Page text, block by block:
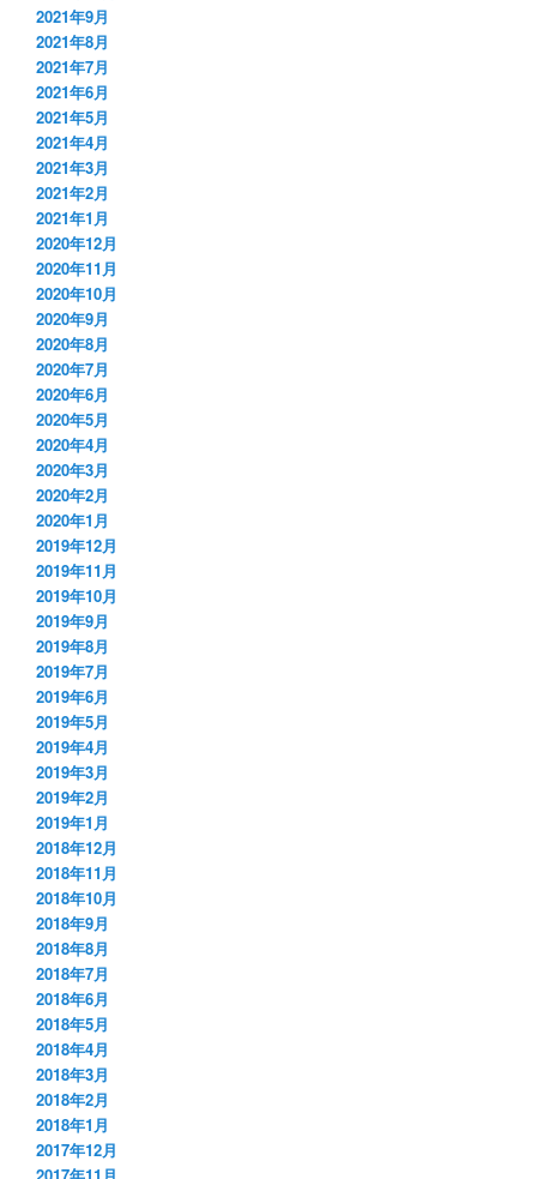
2021年9月
2021年8月
2021年7月
2021年6月
2021年5月
2021年4月
2021年3月
2021年2月
2021年1月
2020年12月
2020年11月
2020年10月
2020年9月
2020年8月
2020年7月
2020年6月
2020年5月
2020年4月
2020年3月
2020年2月
2020年1月
2019年12月
2019年11月
2019年10月
2019年9月
2019年8月
2019年7月
2019年6月
2019年5月
2019年4月
2019年3月
2019年2月
2019年1月
2018年12月
2018年11月
2018年10月
2018年9月
2018年8月
2018年7月
2018年6月
2018年5月
2018年4月
2018年3月
2018年2月
2018年1月
2017年12月